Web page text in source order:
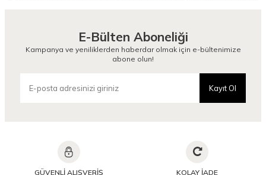
Renkli Şal Modelleri Nelerdir?
Moda dünyasında her kadının zevkine ve giyim alışkanlıklarına hitap
edebilecek zenginlikte renkli şal modelleri tasarlanmaktadır.
tonları ile dikkat çeker. Benzer şekilde, iki farklı rengin kusursuz
farklı görünümler yakalamanıza imkan tanır. Sıcak günlerin enerjisine
Özellikle ilkbahar ve yaz aylarında daha taze ve ferah bir görünüm
elde etmek isteyenler için soft tonların hakim olduğu açık renk şal
modelleri harika birer alternatiftir. Canlı, enerjik ve cıvıl cıvıl kombinlerin
E-Bülten Aboneliği
Kampanya ve yeniliklerden haberdar olmak için e-bültenimize
abone olun!
Kayıt Ol
GÜVENLİ ALIŞVERİŞ KOLAY İADE